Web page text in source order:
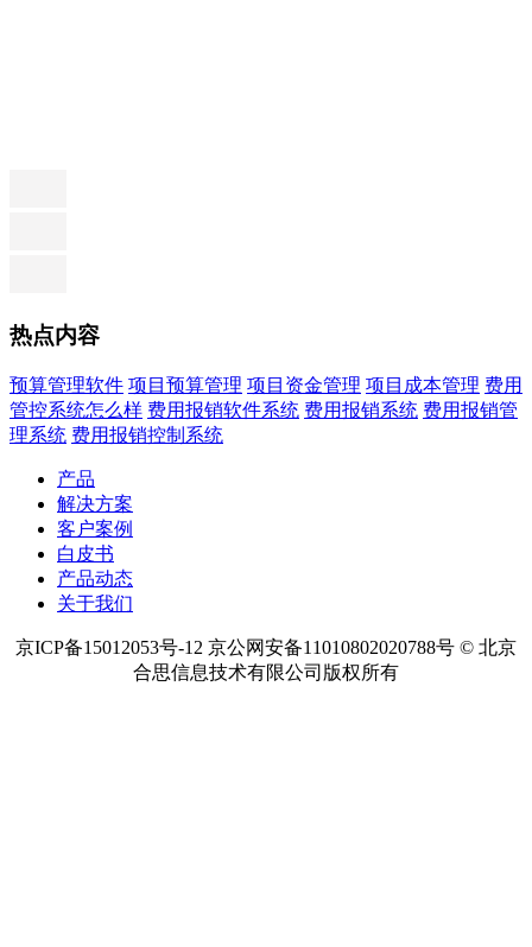
热点内容
预算管理软件 项目预算管理 项目资金管理 项目成本管理 费用
管控系统怎么样 费用报销软件系统 费用报销系统 费用报销管
理系统 费用报销控制系统
产品
解决方案
客户案例
白皮书
产品动态
关于我们
京ICP备15012053号-12 京公网安备11010802020788号 © 北京
合思信息技术有限公司版权所有